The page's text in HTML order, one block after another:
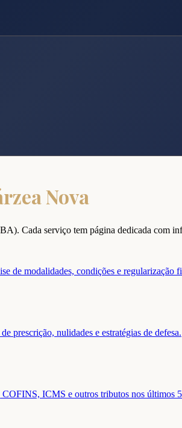
Nova
BA). Cada serviço tem página dedicada com
de modalidades, condições e regularização
prescrição, nulidades e estratégias de defesa.
ICMS e outros tributos nos últimos